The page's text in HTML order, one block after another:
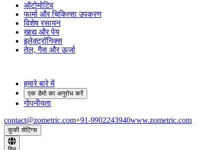
ऑटोमोटिव
फार्मा और चिकित्सा उपकरण
विशेष रसायन
खाद्य और पेय
इलेक्ट्रॉनिक्स
तेल, गैस और ऊर्जा
हमारे बारे में
एक डेमो का अनुरोध करें
गोपनीयता
contact@zometric.com+91-9902243940www.zometric.com
कुकी सेटिंग्स